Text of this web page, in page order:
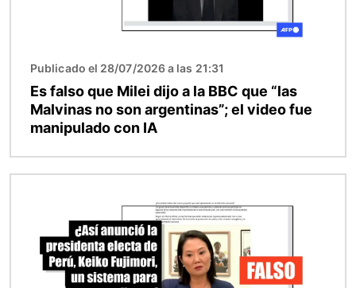
Publicado el 28/07/2026 a las 21:31
Es falso que Milei dijo a la BBC que “las
Malvinas no son argentinas”; el video fue
manipulado con IA